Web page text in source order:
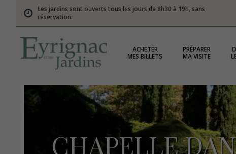
Les jardins sont ouverts tous les jours de 8h30 à 19h, sans
réservation.
ACHETER
MES BILLETS
PRÉPARER
MA VISITE
CHAPELLE